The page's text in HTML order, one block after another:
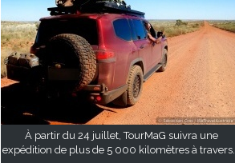
À partir du 24 juillet, TourMaG suivra une
expédition de plus de 5 000 kilomètres à travers...